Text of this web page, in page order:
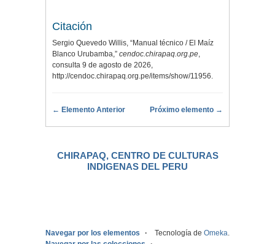
Citación
Sergio Quevedo Willis, “Manual técnico / El Maíz
Blanco Urubamba,” cendoc.chirapaq.org.pe,
consulta 9 de agosto de 2026,
http://cendoc.chirapaq.org.pe/items/show/11956.
← Elemento Anterior Próximo elemento →
CHIRAPAQ, CENTRO DE CULTURAS
INDIGENAS DEL PERU
Navegar por los elementos
Tecnología de Omeka.